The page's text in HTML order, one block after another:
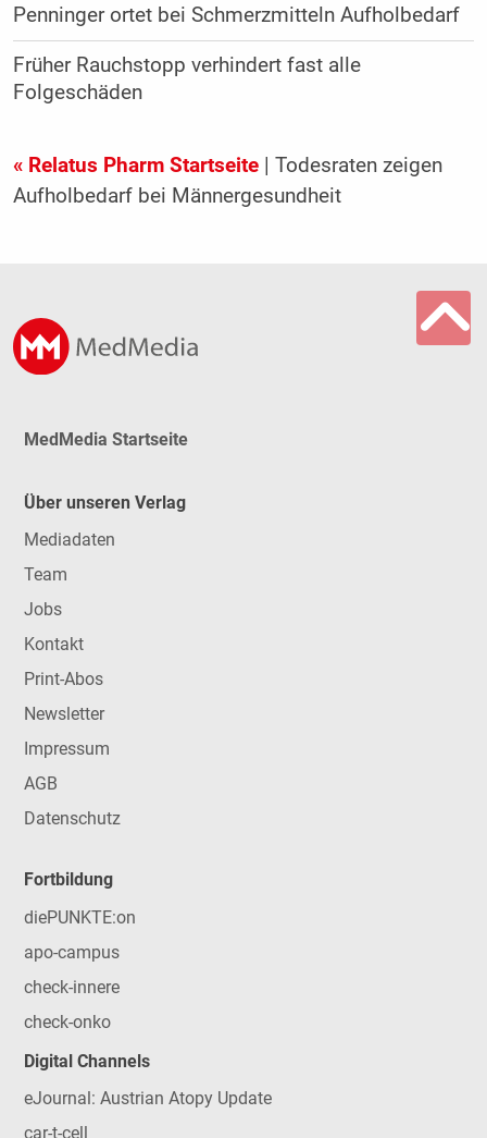
Penninger ortet bei Schmerzmitteln Aufholbedarf
Früher Rauchstopp verhindert fast alle
Folgeschäden
« Relatus Pharm Startseite| Todesraten zeigen
Aufholbedarf bei Männergesundheit
MedMedia Startseite
Über unseren Verlag
Mediadaten
Team
Jobs
Kontakt
Print-Abos
Newsletter
Impressum
AGB
Datenschutz
Fortbildung
diePUNKTE:on
apo-campus
check-innere
check-onko
Digital Channels
eJournal: Austrian Atopy Update
car-t-cell